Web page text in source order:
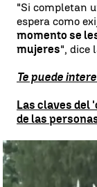
"Si completan
espera como
momento se
mujeres", dice
Te puede
Las claves del
de las
Las
personas
Semenya': "Va